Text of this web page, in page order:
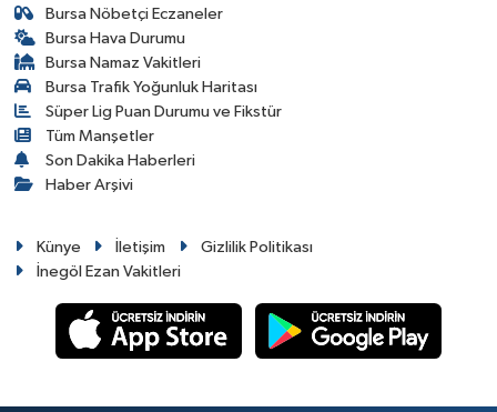
Bursa Nöbetçi Eczaneler
Bursa Hava Durumu
Bursa Namaz Vakitleri
Bursa Trafik Yoğunluk Haritası
Süper Lig Puan Durumu ve Fikstür
Tüm Manşetler
Son Dakika Haberleri
Haber Arşivi
Künye İletişim
Gizlilik Politikası
İnegöl Ezan Vakitleri